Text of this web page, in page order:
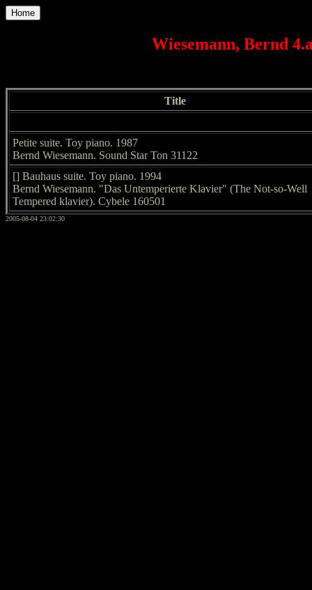
Home
Wiesemann, Bernd
Title
Petite suite. Toy piano. 1987
Bernd Wiesemann. Sound Star Ton 31122
[] Bauhaus suite. Toy piano. 1994
Bernd Wiesemann. "Das Untemperierte Klavier" (The Not-so-Well
Tempered klavier). Cybele 160501
2005-08-04 23:02:30